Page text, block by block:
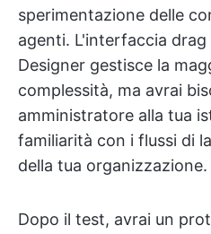
sperimentazione delle
agenti. L'interfaccia
Designer gestisce la
complessità, ma avrai
amministratore alla tua
familiarità con i flussi di
della tua organizzazione.
Dopo il test, avrai un